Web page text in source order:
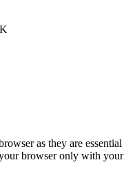
as they are essential
browser only with your